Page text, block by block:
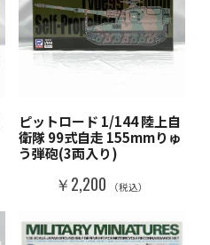
ピットロード 1/144 陸上自
衛隊 99式自走 155mmりゅ
う弾砲(3両入り)
￥2,200 （税込）